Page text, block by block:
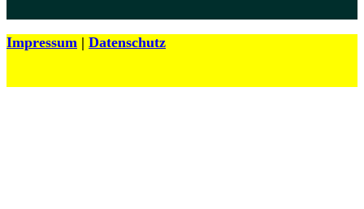
Impressum | Datenschutz